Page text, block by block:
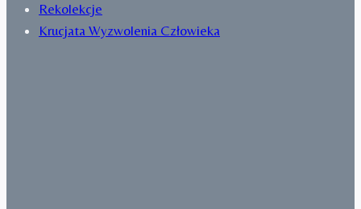
Rekolekcje
Krucjata Wyzwolenia Człowieka